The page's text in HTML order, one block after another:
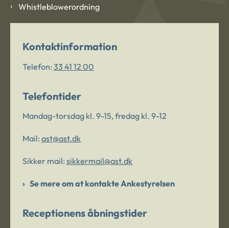
Whistleblowerordning
Kontaktinformation
Telefon: 33 41 12 00
Telefontider
Mandag-torsdag kl. 9-15, fredag kl. 9-12
Mail: ast@ast.dk
Sikker mail: sikkermail@ast.dk
Se mere om at kontakte Ankestyrelsen
Receptionens åbningstider